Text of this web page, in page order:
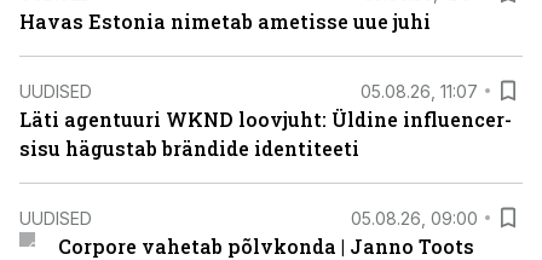
Havas Estonia nimetab ametisse uue juhi
UUDISED 05.08.26, 11:07
Läti agentuuri WKND loovjuht: Üldine influencer-
sisu hägustab brändide identiteeti
UUDISED 05.08.26, 09:00
Corpore vahetab põlvkonda | Janno Toots